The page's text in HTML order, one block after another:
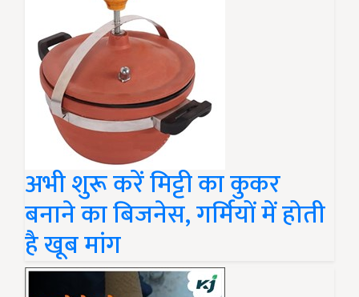
अभी शुरू करें मिट्टी का कुकर
बनाने का बिजनेस, गर्मियों में होती
है खूब मांग